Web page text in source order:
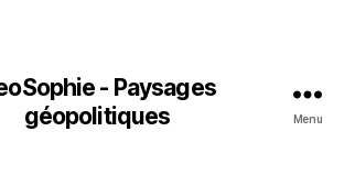
- Paysages
géopolitiques
Menu